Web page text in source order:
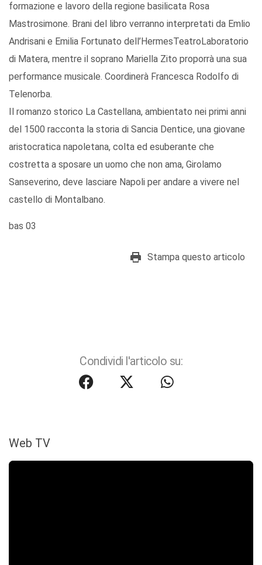
formazione e lavoro della regione basilicata Rosa
Mastrosimone. Brani del libro verranno interpretati da Emlio
Andrisani e Emilia Fortunato dell’HermesTeatroLaboratorio
di Matera, mentre il soprano Mariella Zito proporrà una sua
performance musicale. Coordinerà Francesca Rodolfo di
Telenorba.
Il romanzo storico La Castellana, ambientato nei primi anni
del 1500 racconta la storia di Sancia Dentice, una giovane
aristocratica napoletana, colta ed esuberante che
costretta a sposare un uomo che non ama, Girolamo
Sanseverino, deve lasciare Napoli per andare a vivere nel
castello di Montalbano.
bas 03
Stampa questo articolo
Condividi l'articolo su:
Web TV